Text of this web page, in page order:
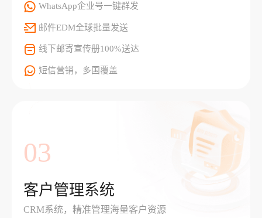
WhatsApp企业号一键群发
邮件EDM全球批量发送
线下邮寄宣传册100%送达
短信营销，多国覆盖
03
客户管理系统
CRM系统，精准管理海量客户资源